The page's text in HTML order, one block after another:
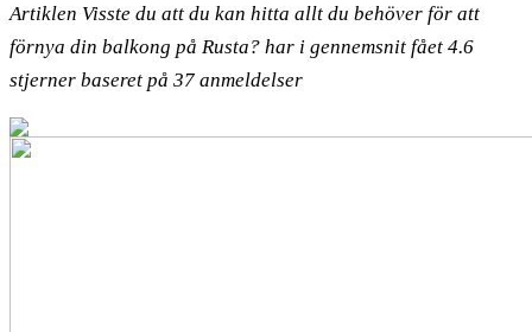
Artiklen Visste du att du kan hitta allt du behöver för att
förnya din balkong på Rusta? har i gennemsnit fået 4.6
stjerner baseret på 37 anmeldelser